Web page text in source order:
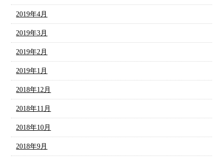
2019年4月
2019年3月
2019年2月
2019年1月
2018年12月
2018年11月
2018年10月
2018年9月